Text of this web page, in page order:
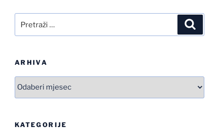
ARHIVA
Arhiva
KATEGORIJE